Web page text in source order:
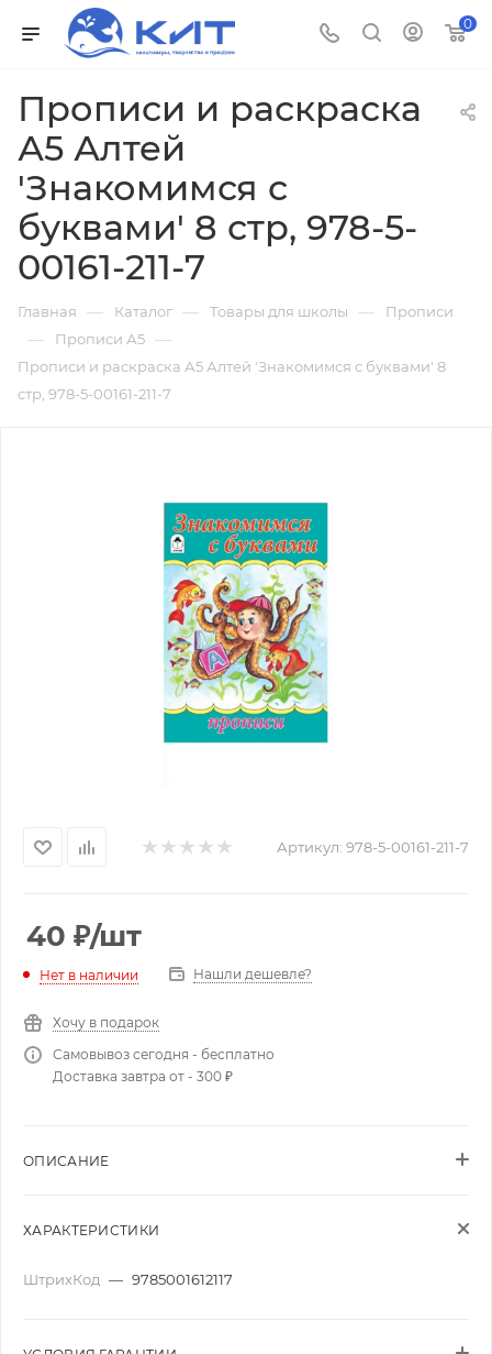
0
Прописи и раскраска
А5 Алтей
'Знакомимся с
буквами' 8 стр, 978-5-
00161-211-7
Главная — Каталог — Товары для школы — Прописи
— Прописи А5 —
Прописи и раскраска А5 Алтей 'Знакомимся с буквами' 8
стр, 978-5-00161-211-7
Артикул: 978-5-00161-211-7
40 ₽/шт
Нет в наличии Нашли дешевле?
Хочу в подарок
Самовывоз сегодня - бесплатно
Доставка завтра от - 300 ₽
ОПИСАНИЕ
ХАРАКТЕРИСТИКИ
ШтрихКод — 9785001612117